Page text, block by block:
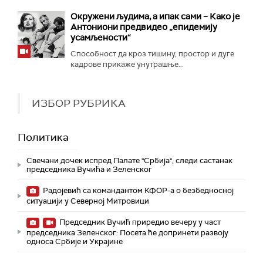
Окружени људима, а ипак сами – Како је
Антониони предвидео „епидемију
усамљености“
Способност да кроз тишину, простор и дуге
кадрове прикаже унутрашње...
ИЗБОР РУБРИКА
Политика
Свечани дочек испред Палате "Србија", следи састанак
председника Вучића и Зеленског
Радојевић са командантом КФОР-а о безбедносној
ситуацији у Северној Митровици
Председник Вучић приредио вечеру у част
председника Зеленског: Посета ће допринети развоју
односа Србије и Украјине